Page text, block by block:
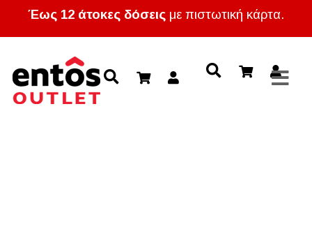
Έως 12 άτοκες δόσεις με πιστωτική κάρτα.